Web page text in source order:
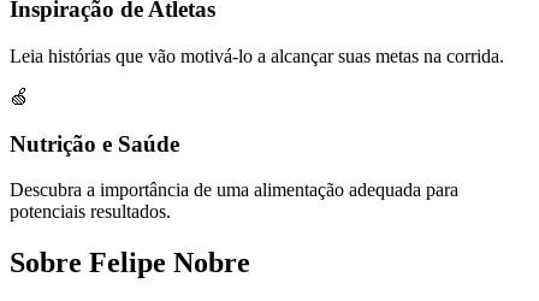
Inspiração de Atletas
Leia histórias que vão motivá-lo a alcançar suas metas na corrida.
🍏
Nutrição e Saúde
Descubra a importância de uma alimentação adequada para
potenciais resultados.
Sobre Felipe Nobre